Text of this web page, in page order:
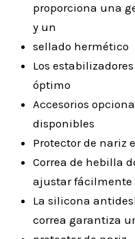
proporciona una
y un
sellado hermético
Los
óptimo
Accesorios
disponibles
Protector de nariz
Correa de hebilla
ajustar fácilmente
La silicona
correa garantiza